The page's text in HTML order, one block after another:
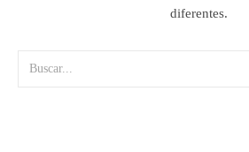
diferentes.